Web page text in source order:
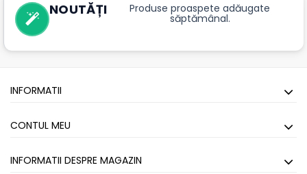
NOUTĂȚI Produse proaspete adăugate
săptămânal.
INFORMATII
CONTUL MEU
INFORMATII DESPRE MAGAZIN